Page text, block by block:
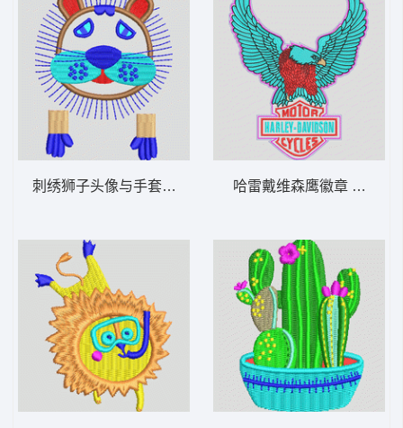
刺绣狮子头像与手套 狮子 哈雷戴维森鹰徽章 鹰标